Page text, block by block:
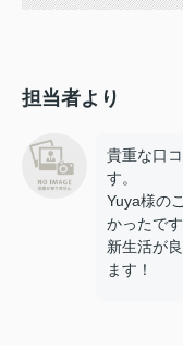
担当者より
貴重な口
す。
Yuya様の
かったです
新生活が
ます！